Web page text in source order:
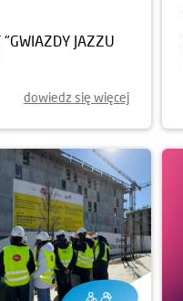
"GWIAZDY JAZZU
dowiedz się więcej